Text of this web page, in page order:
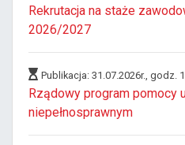
Rekrutacja na staże
2026/2027
Publikacja: 31.07.2026r., godz.
Rządowy program pomocy
niepełnosprawnym